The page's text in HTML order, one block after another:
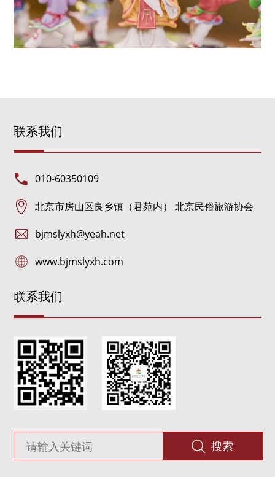
联系我们
010-60350109
北京市房山区良乡镇（君苑内） 北京民俗旅游协会
bjmslyxh@yeah.net
www.bjmslyxh.com
联系我们
搜索